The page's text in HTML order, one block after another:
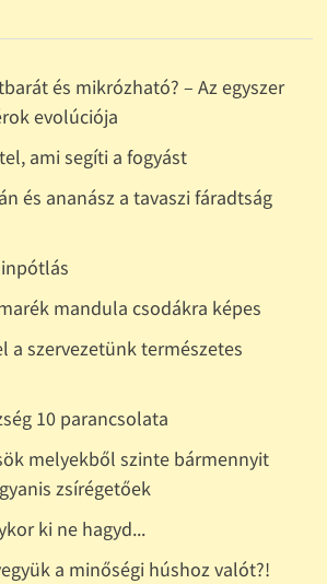
és mikrózható? – Az egyszer
evolúciója
ami segíti a fogyást
és ananász a tavaszi fáradtság
mandula csodákra képes
a szervezetünk természetes
10 parancsolata
melyekből szinte bármennyit
zsírégetőek
ki ne hagyd...
a minőségi húshoz valót?!